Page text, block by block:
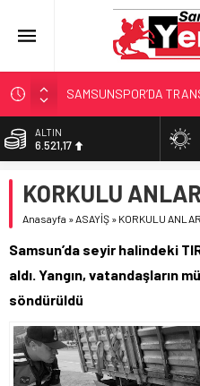
SAMSUNSPOR’DA
ALAÇAM’A ‘DEV’ YATIRIM!
RAPÇİ KESKİN
İŞTE FINDIK FİYATI!
ALTIN
6.521,17
13.685,30
DOLAR
55,0659
KORKULU
Anasayfa »ASAYİŞ » KORKULU
Samsun’da seyir halindeki
aldı. Yangın, vatandaşların
söndürüldü